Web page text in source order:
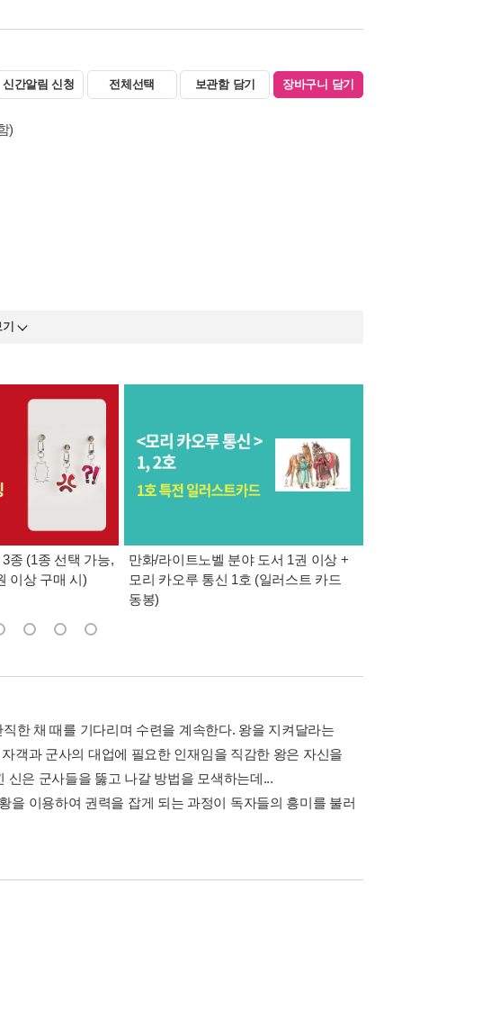
신간알림 신청 전체선택 보관함 담기 장바구니 담기
)
종 (1종 선택 가능,
이상 구매 시)
만화/라이트노벨 분야 도서 1권 이상 +
모리 카오루 통신 1호 (일러스트 카드
동봉)
한 채 때를 기다리며 수련을 계속한다. 왕을 지켜달라는
객과 군사의 대업에 필요한 인재임을 직감한 왕은 자신을
은 군사들을 뚫고 나갈 방법을 모색하는데...
이용하여 권력을 잡게 되는 과정이 독자들의 흥미를 불러